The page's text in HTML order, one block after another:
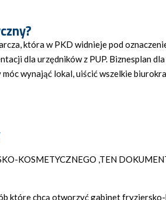
która w PKD widnieje pod
dla urzędników z PUP. Biznesplan
wynająć lokal, uiścić wszelkie
KOSMETYCZNEGO ,TEN
które chcą otworzyć gabinet